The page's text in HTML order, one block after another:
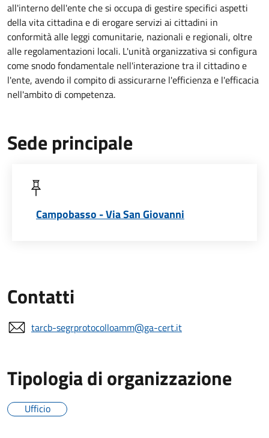
all'interno dell'ente che si occupa di gestire specifici aspetti
della vita cittadina e di erogare servizi ai cittadini in
conformità alle leggi comunitarie, nazionali e regionali, oltre
alle regolamentazioni locali. L'unità organizzativa si configura
come snodo fondamentale nell'interazione tra il cittadino e
l'ente, avendo il compito di assicurarne l'efficienza e l'efficacia
nell'ambito di competenza.
Sede principale
Campobasso - Via San Giovanni
Contatti
tarcb-segrprotocolloamm@ga-cert.it
Tipologia di organizzazione
Ufficio